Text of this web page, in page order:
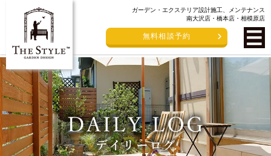
無料相談予約
ガーデン・エクステリア設計施工、メンテナンス
南大沢店・橋本店・相模原店